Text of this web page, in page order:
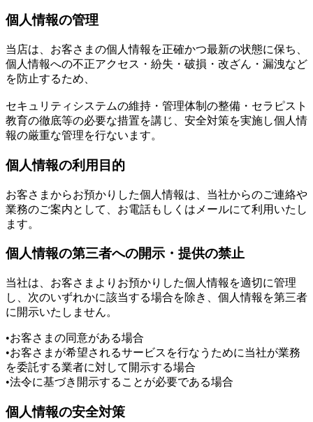
個人情報の管理
当店は、お客さまの個人情報を正確かつ最新の状態に保ち、
個人情報への不正アクセス・紛失・破損・改ざん・漏洩など
を防止するため、
セキュリティシステムの維持・管理体制の整備・セラピスト
教育の徹底等の必要な措置を講じ、安全対策を実施し個人情
報の厳重な管理を行ないます。
個人情報の利用目的
お客さまからお預かりした個人情報は、当社からのご連絡や
業務のご案内として、お電話もしくはメールにて利用いたし
ます。
個人情報の第三者への開示・提供の禁止
当社は、お客さまよりお預かりした個人情報を適切に管理
し、次のいずれかに該当する場合を除き、個人情報を第三者
に開示いたしません。
•お客さまの同意がある場合
•お客さまが希望されるサービスを行なうために当社が業務
を委託する業者に対して開示する場合
•法令に基づき開示することが必要である場合
個人情報の安全対策